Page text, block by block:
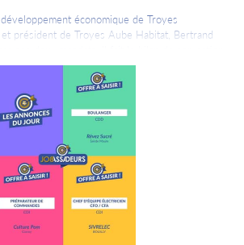
économique de Troyes
président de Troyes Aube Habitat, Bertrand
éviction.